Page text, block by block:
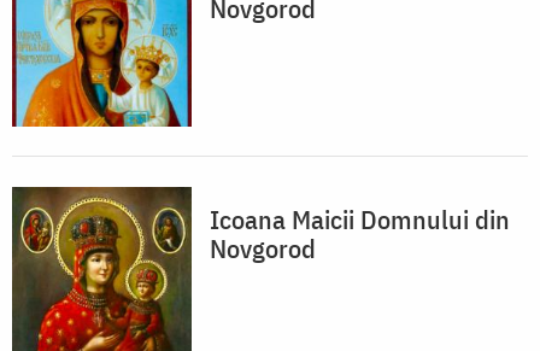
Novgorod
Icoana Maicii Domnului din
Novgorod